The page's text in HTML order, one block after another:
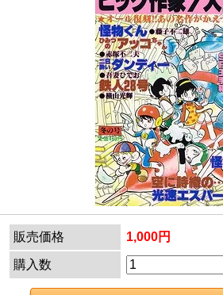
販売価格 1,000円
購入数